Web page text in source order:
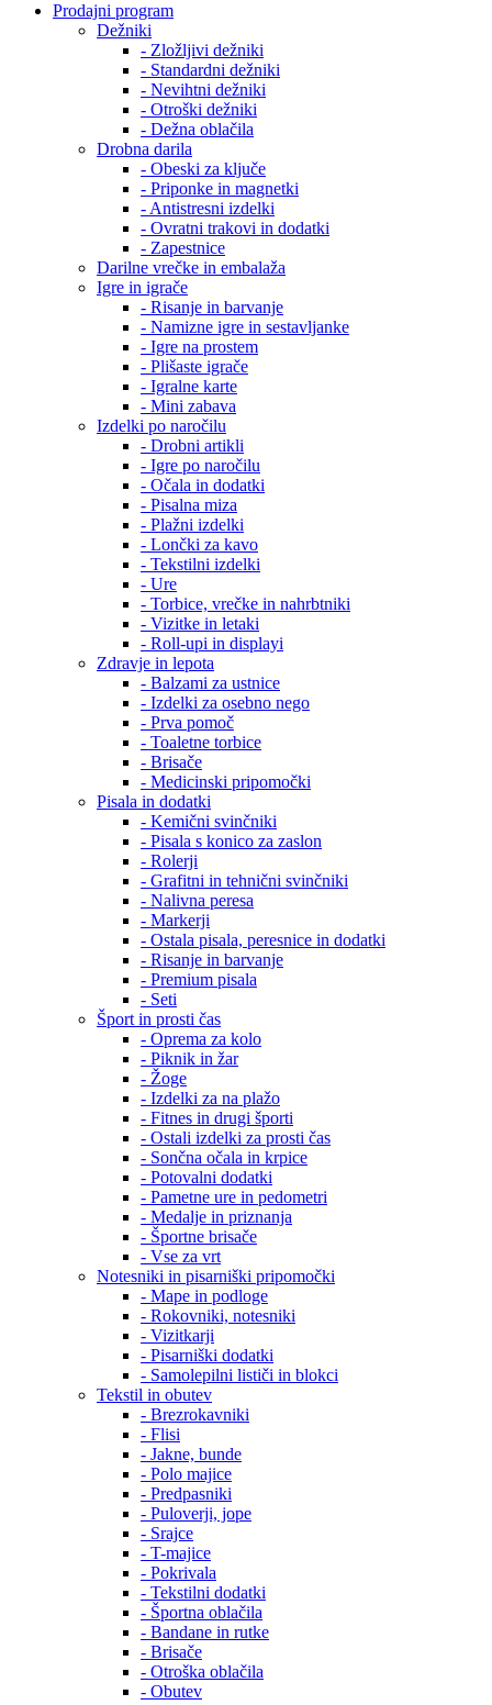
Prodajni program
Dežniki
- Zložljivi dežniki
- Standardni dežniki
- Nevihtni dežniki
- Otroški dežniki
- Dežna oblačila
Drobna darila
- Obeski za ključe
- Priponke in magnetki
- Antistresni izdelki
- Ovratni trakovi in dodatki
- Zapestnice
Darilne vrečke in embalaža
Igre in igrače
- Risanje in barvanje
- Namizne igre in sestavljanke
- Igre na prostem
- Plišaste igrače
- Igralne karte
- Mini zabava
Izdelki po naročilu
- Drobni artikli
- Igre po naročilu
- Očala in dodatki
- Pisalna miza
- Plažni izdelki
- Lončki za kavo
- Tekstilni izdelki
- Ure
- Torbice, vrečke in nahrbtniki
- Vizitke in letaki
- Roll-upi in displayi
Zdravje in lepota
- Balzami za ustnice
- Izdelki za osebno nego
- Prva pomoč
- Toaletne torbice
- Brisače
- Medicinski pripomočki
Pisala in dodatki
- Kemični svinčniki
- Pisala s konico za zaslon
- Rolerji
- Grafitni in tehnični svinčniki
- Nalivna peresa
- Markerji
- Ostala pisala, peresnice in dodatki
- Risanje in barvanje
- Premium pisala
- Seti
Šport in prosti čas
- Oprema za kolo
- Piknik in žar
- Žoge
- Izdelki za na plažo
- Fitnes in drugi športi
- Ostali izdelki za prosti čas
- Sončna očala in krpice
- Potovalni dodatki
- Pametne ure in pedometri
- Medalje in priznanja
- Športne brisače
- Vse za vrt
Notesniki in pisarniški pripomočki
- Mape in podloge
- Rokovniki, notesniki
- Vizitkarji
- Pisarniški dodatki
- Samolepilni lističi in blokci
Tekstil in obutev
- Brezrokavniki
- Flisi
- Jakne, bunde
- Polo majice
- Predpasniki
- Puloverji, jope
- Srajce
- T-majice
- Pokrivala
- Tekstilni dodatki
- Športna oblačila
- Bandane in rutke
- Brisače
- Otroška oblačila
- Obutev